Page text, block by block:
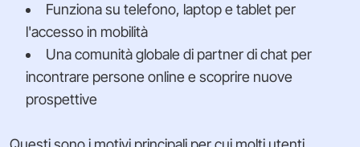
Funziona su telefono, laptop e tablet per
l'accesso in mobilità
Una comunità globale di partner di chat per
incontrare persone online e scoprire nuove
prospettive